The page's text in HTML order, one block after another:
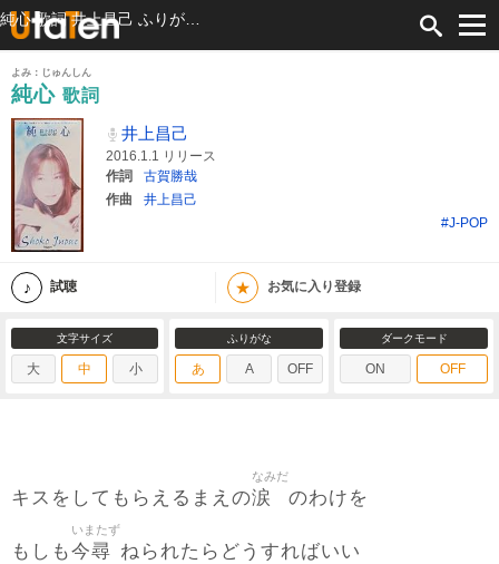
よみ：じゅんしん
純心 歌詞
井上昌己
2016.1.1 リリース
作詞
古賀勝哉
作曲
井上昌己
#J-POP
試聴 ★ お気に入り登録
文字サイズ
大 中 小
ふりがな
あ A OFF
ダークモード
ON OFF
キスをしてもらえるまえの涙
なみだ
のわけを
もしも今尋
いまたず
ねられたらどうすればいい